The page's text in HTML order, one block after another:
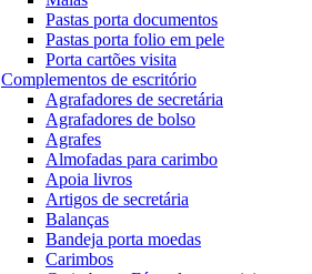
Pastas porta documentos
Pastas porta folio em pele
Porta cartões visita
Complementos de escritório
Agrafadores de secretária
Agrafadores de bolso
Agrafes
Almofadas para carimbo
Apoia livros
Artigos de secretária
Balanças
Bandeja porta moedas
Carimbos